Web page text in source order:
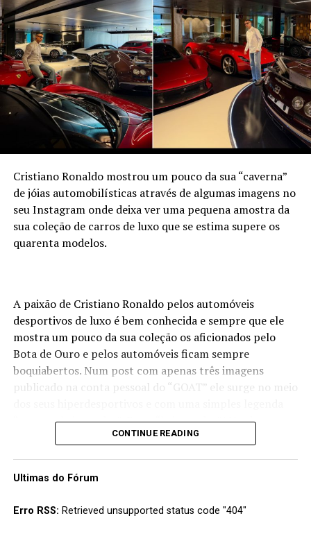
Cristiano Ronaldo mostrou um pouco da sua “caverna”
de jóias automobilísticas através de algumas imagens no
seu Instagram onde deixa ver uma pequena amostra da
sua coleção de carros de luxo que se estima supere os
quarenta modelos.
A paixão de Cristiano Ronaldo pelos automóveis
desportivos de luxo é bem conhecida e sempre que ele
mostra um pouco da sua coleção os aficionados pelo
Bota de Ouro e pelos automóveis ficam sempre
boquiabertos. Num post com apenas três imagens
publicado na conta pessoal do “GOAT” ele surge no meio
“os meus brinquedos”. E que “brinquedos”! Nas imagens
podemos ver os Bugatti Veyron e Chiron, os Ferrari
outros de uma coleção onde não faltam modelos da
Lamborghini, Mercedes, Porsche ou Rolls Royce. Além
dos “conhecidos”, suspeita-se que o CR7 terá ainda
alguns modelos raros “escondidos” dos olhos do público
CONTINUE READING
Ultimas do Fórum
Erro RSS: Retrieved unsupported status code "404"